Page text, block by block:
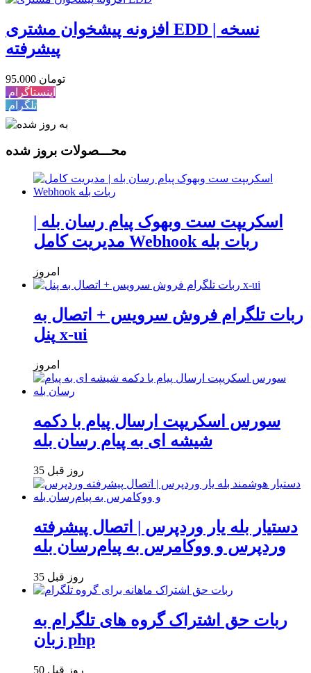
افزونه پیشخوان مشتری EDD | نسخه
پیشرفته
95.000 تومان
اینستاگرام
تلگرام
محـــصولات بروز شده
اسکریپت ست وبهوک پیام رسان بله |
مدیریت کامل Webhook ربات بله
امروز
ربات تلگرام فروش سرویس + اتصال به
پنل x-ui
امروز
سورس اسکریپت ارسال پیام با دکمه
شیشه ای به پیام رسان بله
35 روز قبل
دستیار بله یار وردپرس | اتصال پیشرفته
وردپرس و ووکامرس به پیام‌رسان بله
35 روز قبل
ربات حق اشتراک گروه های تلگرام به
زبان php
50 روز قبل